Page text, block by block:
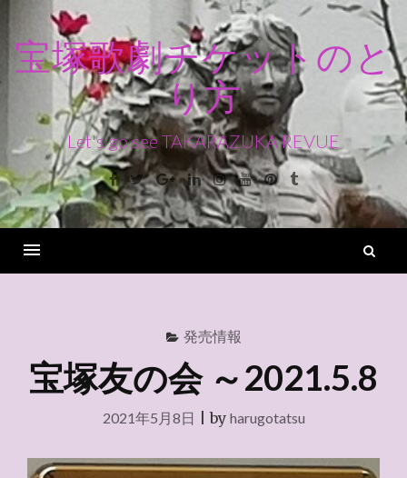
ン
ス
キ
ッ
宝塚歌劇チケットのと
り方
Let's go see TAKARAZUKA REVUE
Facebook
TwitterGoogle+LinkedinInstagram
YoutubePinterest
Tumblr
発売情報
宝塚友の会 ～2021.5.8
2021年5月8日 |by harugotatsu